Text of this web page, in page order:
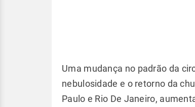
Uma mudança no padrão da
nebulosidade e o retorno da
Paulo e Rio De Janeiro,